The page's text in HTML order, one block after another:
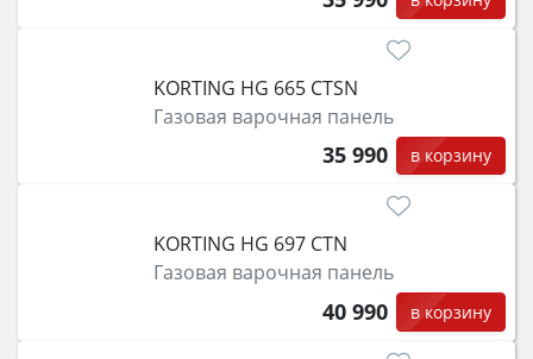
KORTING HG 665 CTSN
Газовая варочная панель
35 990 в корзину
KORTING HG 697 CTN
Газовая варочная панель
40 990 в корзину